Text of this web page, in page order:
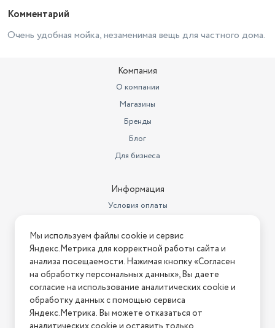
Комментарий
Очень удобная мойка, незаменимая вещь для частного дома.
Компания
О компании
Магазины
Бренды
Блог
Для бизнеса
Информация
Условия оплаты
Условия возврата
Нашли ошибку на сайте? Напишите нам
2026 © Интернет-магазин "АстМаркет". У нас есть всё!
Мы используем файлы cookie и сервис
Яндекс.Метрика для корректной работы сайта и
анализа посещаемости. Нажимая кнопку «Согласен
на обработку персональных данных», Вы даете
согласие на использование аналитических cookie и
обработку данных с помощью сервиса
Яндекс.Метрика. Вы можете отказаться от